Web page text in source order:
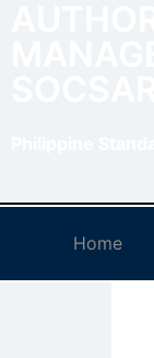
Home